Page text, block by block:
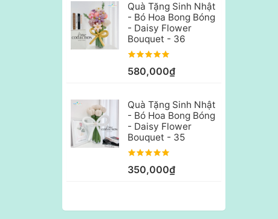
Quà Tặng Sinh Nhật
- Bó Hoa Bong Bóng
- Daisy Flower
Bouquet - 36
580,000₫
Quà Tặng Sinh Nhật
- Bó Hoa Bong Bóng
- Daisy Flower
Bouquet - 35
350,000₫